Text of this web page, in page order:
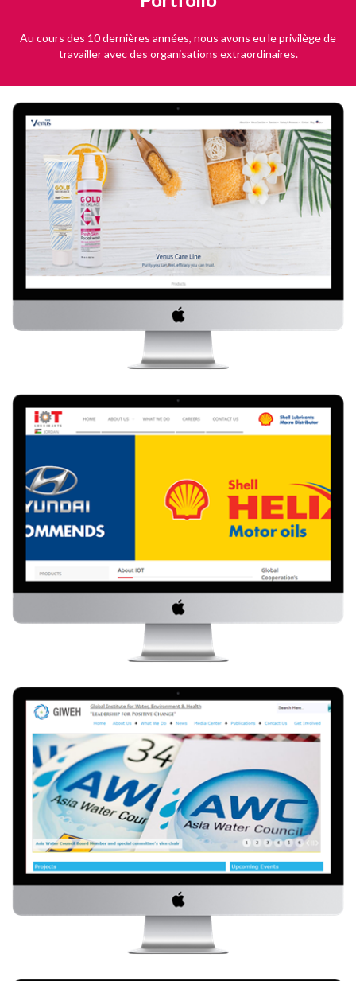
Au cours des 10 dernières années, nous avons eu le privilège de
travailler avec des organisations extraordinaires.
Venus Care
Visitez le site Web
IOT
GIWEH